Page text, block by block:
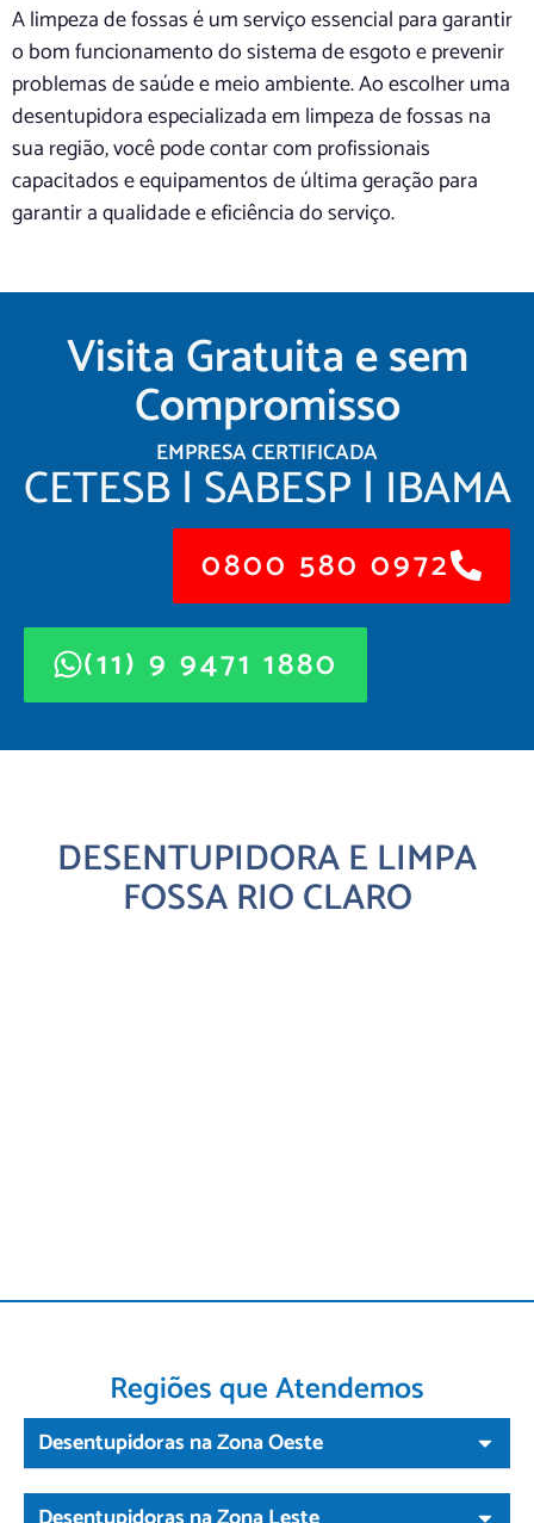
A limpeza de fossas é um serviço essencial para garantir
o bom funcionamento do sistema de esgoto e prevenir
problemas de saúde e meio ambiente. Ao escolher uma
desentupidora especializada em limpeza de fossas na
sua região, você pode contar com profissionais
capacitados e equipamentos de última geração para
garantir a qualidade e eficiência do serviço.
Visita Gratuita e sem
Compromisso
EMPRESA CERTIFICADA
CETESB | SABESP | IBAMA
0800 580 0972
(11) 9 9471 1880
DESENTUPIDORA E LIMPA
FOSSA RIO CLARO
Regiões que Atendemos
Desentupidoras na Zona Oeste